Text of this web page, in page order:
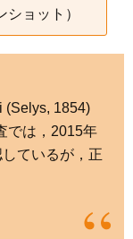
ョット）
1854)
では，2015年
ているが，正